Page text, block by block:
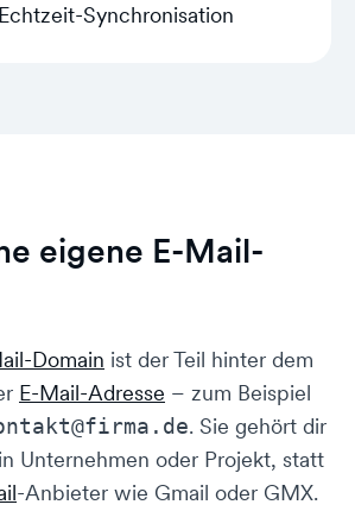
Synchronisation
eigene E-Mail-
Domain ist der Teil hinter dem
E-Mail-Adresse – zum Beispiel
. Sie gehört dir
Unternehmen oder Projekt, statt
-Anbieter wie Gmail oder GMX.